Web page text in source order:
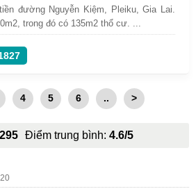
đường Nguyễn Kiệm, Pleiku, Gia Lai.
trong đó có 135m2 thổ cư. ...
4 5 6 .. >
295 Điểm trung bình: 4.6/5